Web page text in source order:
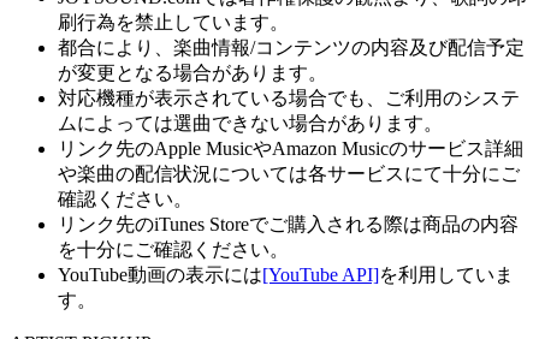
刷行為を禁止しています。
都合により、楽曲情報/コンテンツの内容及び配信予定
が変更となる場合があります。
対応機種が表示されている場合でも、ご利用のシステ
ムによっては選曲できない場合があります。
リンク先のApple MusicやAmazon Musicのサービス詳細
や楽曲の配信状況については各サービスにて十分にご
確認ください。
リンク先のiTunes Storeでご購入される際は商品の内容
を十分にご確認ください。
YouTube動画の表示には[YouTube API]を利用していま
す。